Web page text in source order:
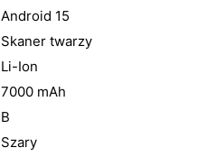
Android 15
Skaner twarzy
Li-Ion
7000 mAh
B
Szary